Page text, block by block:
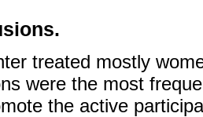
treated mostly
were the most
the active